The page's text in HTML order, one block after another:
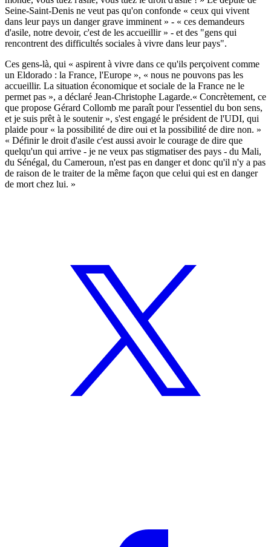
Seine-Saint-Denis ne veut pas qu'on confonde « ceux qui vivent
dans leur pays un danger grave imminent » - « ces demandeurs
d'asile, notre devoir, c'est de les accueillir » - et des "gens qui
rencontrent des difficultés sociales à vivre dans leur pays".
Ces gens-là, qui « aspirent à vivre dans ce qu'ils perçoivent comme
un Eldorado : la France, l'Europe », « nous ne pouvons pas les
accueillir. La situation économique et sociale de la France ne le
permet pas », a déclaré Jean-Christophe Lagarde.« Concrètement, ce
que propose Gérard Collomb me paraît pour l'essentiel du bon sens,
et je suis prêt à le soutenir », s'est engagé le président de l'UDI, qui
plaide pour « la possibilité de dire oui et la possibilité de dire non. »
« Définir le droit d'asile c'est aussi avoir le courage de dire que
quelqu'un qui arrive - je ne veux pas stigmatiser des pays - du Mali,
du Sénégal, du Cameroun, n'est pas en danger et donc qu'il n'y a pas
de raison de le traiter de la même façon que celui qui est en danger
de mort chez lui. »